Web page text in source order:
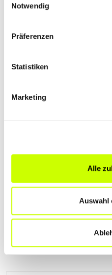
Notwendig
Präferenzen
Statistiken
Marketing
Alle
Auswahl
Keine Öffnungszeiten angegeben
ANETTE NONN
DR. MED. STEPHAN
Ermenröder Straße 25|
harlfinger-feldatal.de